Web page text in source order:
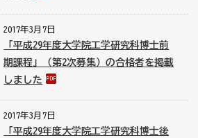
2017年3月7日
「平成29年度大学院工学研究科博士前
期課程」（第2次募集）の合格者を掲載
しました
2017年3月7日
「平成29年度大学院工学研究科博士後